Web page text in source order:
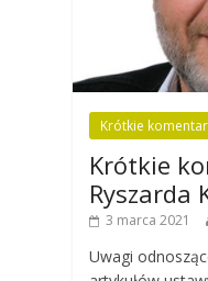
Krótkie
Krótkie
Ryszarda
3 marca 2021
Uwagi